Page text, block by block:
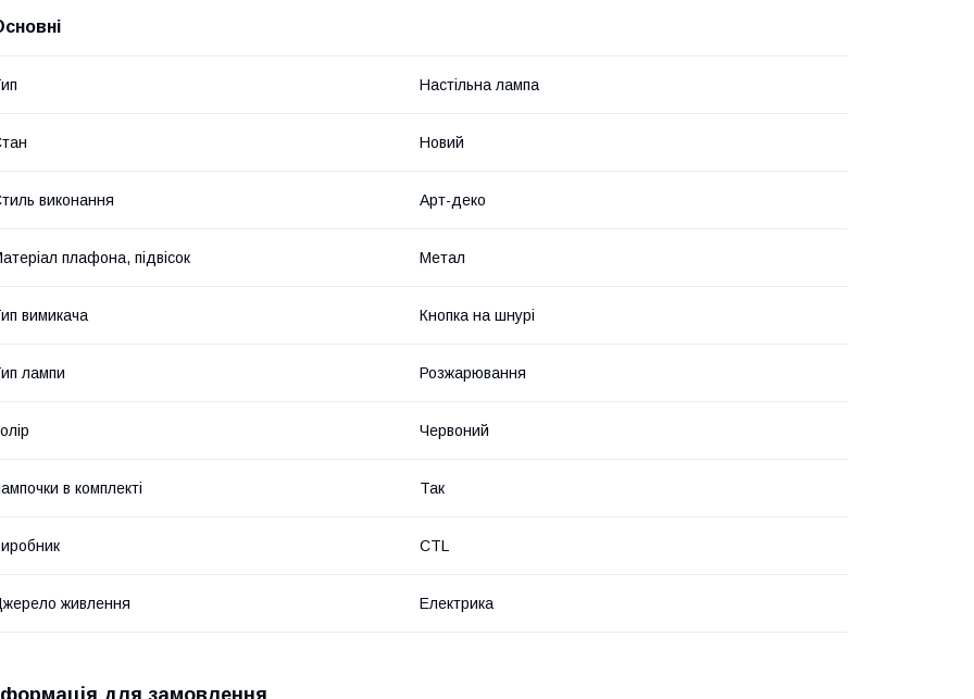
Настільна лампа
Новий
виконання Арт-деко
плафона, підвісок Метал
вимикача Кнопка на шнурі
лампи Розжарювання
Червоний
в комплекті Так
CTL
живлення Електрика
для замовлення